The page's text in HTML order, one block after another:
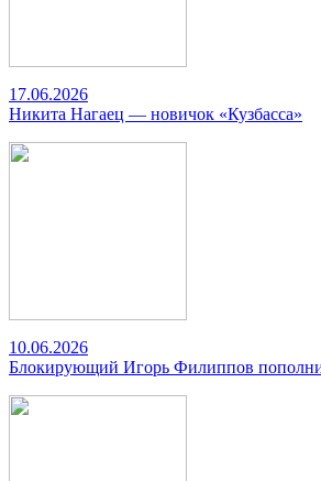
17.06.2026
Никита Нагаец — новичок «Кузбасса»
10.06.2026
Блокирующий Игорь Филиппов